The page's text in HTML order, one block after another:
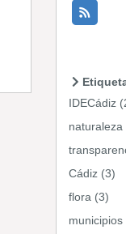
IDECádiz
naturaleza
Cádiz (3)
flora (3)
municipios